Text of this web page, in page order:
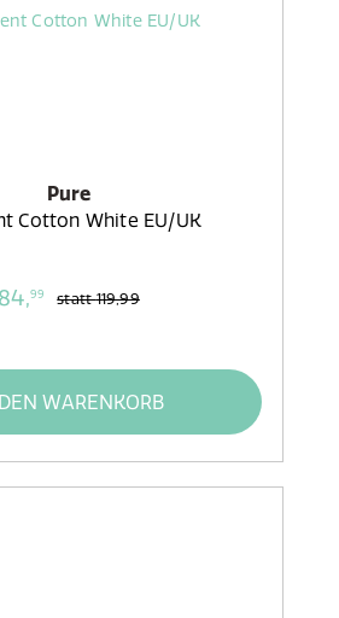
Pure
Cotton White EU/UK
84,99 statt119,99
WARENKORB